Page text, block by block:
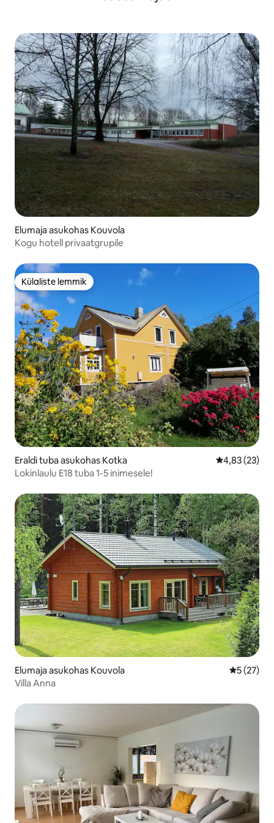
Elumaja asukohas Kouvola
Kogu hotell privaatgrupile
Külaliste lemmik
Külaliste lemmik
Eraldi tuba asukohas Kotka Keskmine
4,83 (23)
Lokinlaulu E18 tuba 1-5 inimesele!
Elumaja asukohas Kouvola Keskmine
5 (27)
Villa Anna